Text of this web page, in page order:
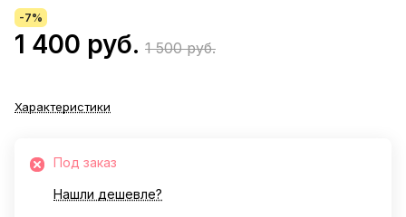
-7%
1 400 руб. 1 500 руб.
Характеристики
Под заказ
Нашли дешевле?